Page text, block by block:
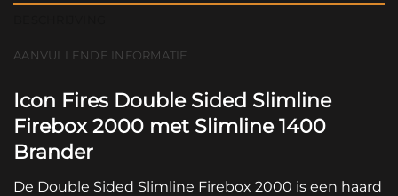
AANVULLENDE INFORMATIE
Icon Fires Double Sided Slimline
Firebox 2000 met Slimline 1400
Brander
De Double Sided Slimline Firebox 2000 is een haard